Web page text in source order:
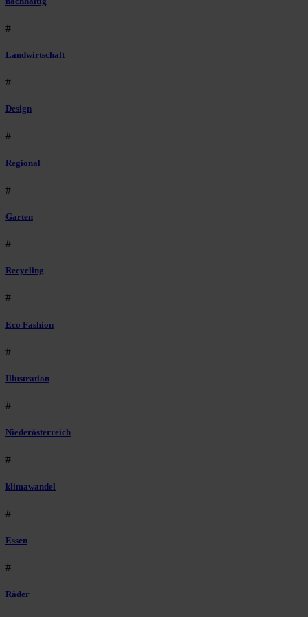
#
Landwirtschaft
#
Design
#
Regional
#
Garten
#
Recycling
#
Eco Fashion
#
Illustration
#
Niederösterreich
#
klimawandel
#
Essen
#
Räder